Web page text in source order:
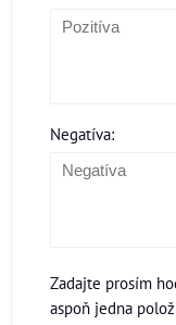
Negatíva:
Zadajte prosím
aspoň jedna